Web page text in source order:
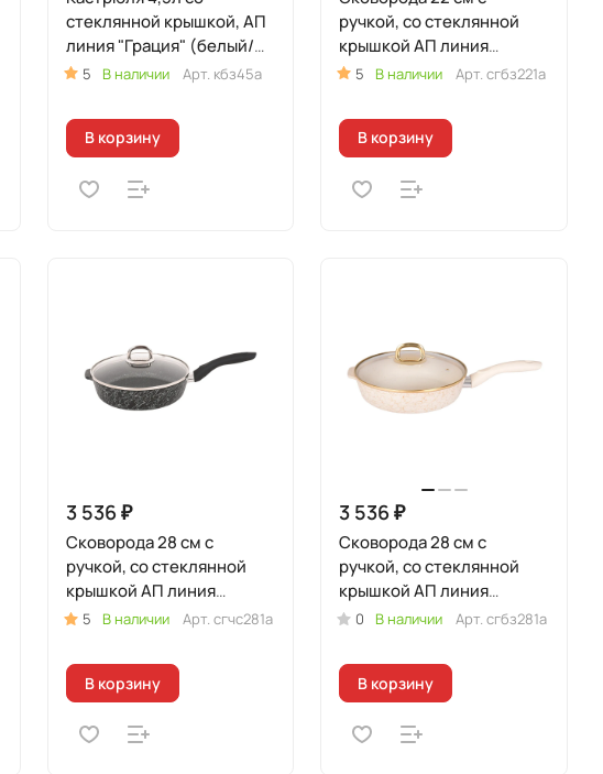
стеклянной крышкой, АП
линия "Грация" (белый/
золото)
5 В наличии Арт. кбз45а
В корзину
ручкой, со стеклянной
крышкой АП линия
"Грация" (белый/золото)
5 В наличии Арт.сгбз221а
В корзину
3 536 ₽
Сковорода 28 см с
ручкой, со стеклянной
крышкой АП линия
"Грация" (черный/
5 В наличии Арт. сгчс281а
В корзину
3 536 ₽
Сковорода 28 см с
ручкой, со стеклянной
крышкой АП линия
"Грация" (белый/золото)
0 В наличии Арт.сгбз281а
В корзину